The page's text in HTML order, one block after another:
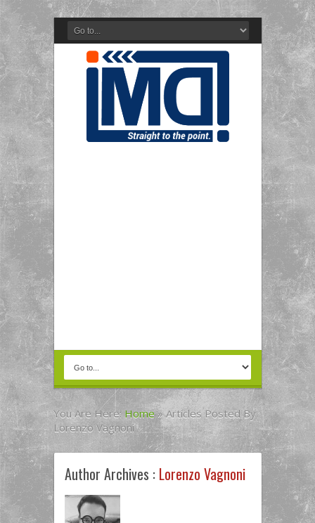
You Are Here: Home » Articles Posted By
Lorenzo Vagnoni
Author Archives : Lorenzo Vagnoni